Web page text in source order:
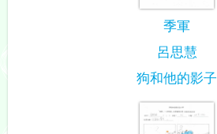
季軍
呂思慧
狗和他的影子